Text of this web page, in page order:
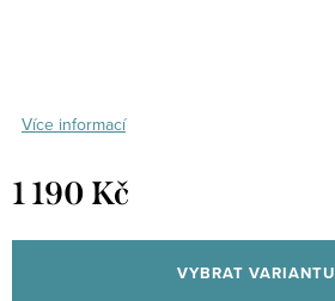
Více informací
1 190 Kč
cena:
VYBRAT VARIANTU